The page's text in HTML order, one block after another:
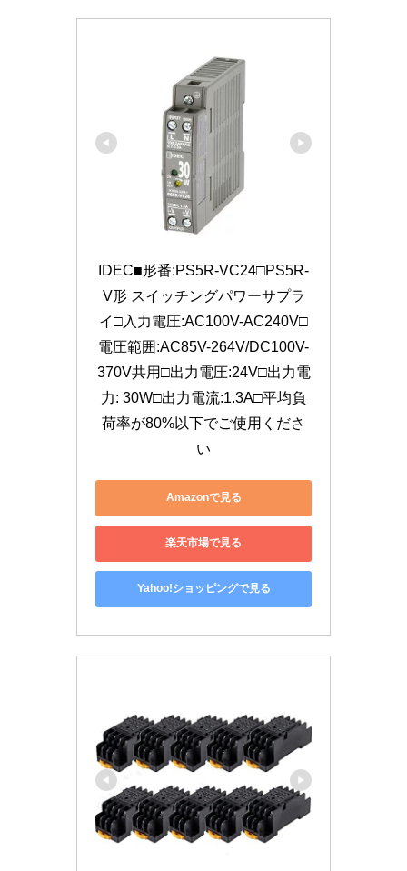
IDEC■形番:PS5R-VC24□PS5R-
V形 スイッチングパワーサプラ
イ□入力電圧:AC100V-AC240V□
電圧範囲:AC85V-264V/DC100V-
370V共用□出力電圧:24V□出力電
力: 30W□出力電流:1.3A□平均負
荷率が80%以下でご使用くださ
い
Amazonで見る
楽天市場で見る
Yahoo!ショッピングで見る